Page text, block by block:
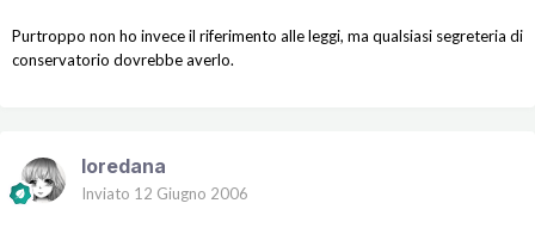
Purtroppo non ho invece il riferimento alle leggi, ma qualsiasi segreteria di
conservatorio dovrebbe averlo.
loredana
Inviato 12 Giugno 2006